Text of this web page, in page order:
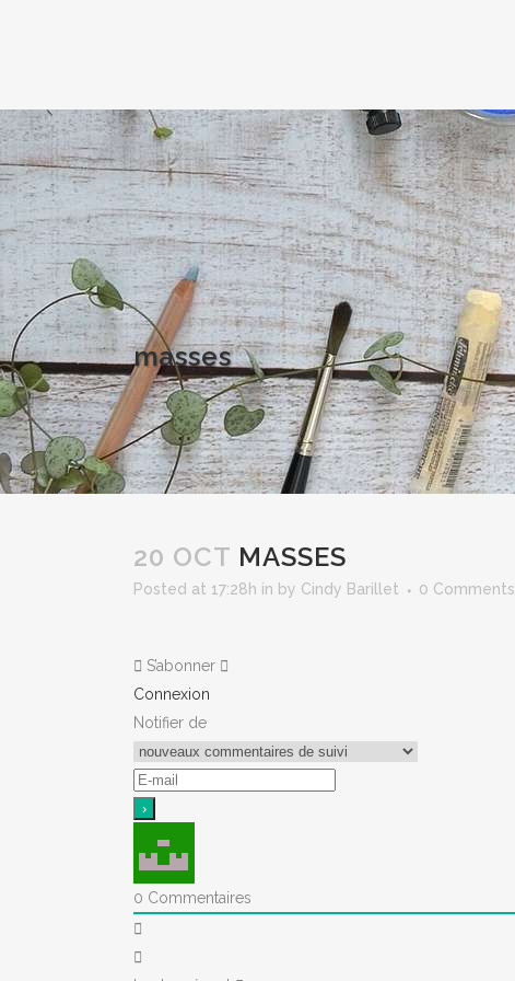
masses
20 OCT MASSES
Posted at 17:28h in by Cindy Barillet 0 Comments
S’abonner
Connexion
Notifier de
0 Commentaires